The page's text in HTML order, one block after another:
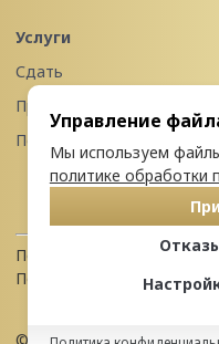
Услуги
Сдать
Продать
Передать в управление
Политика
Пользовательское
Управление
Мы используем
политике обработки